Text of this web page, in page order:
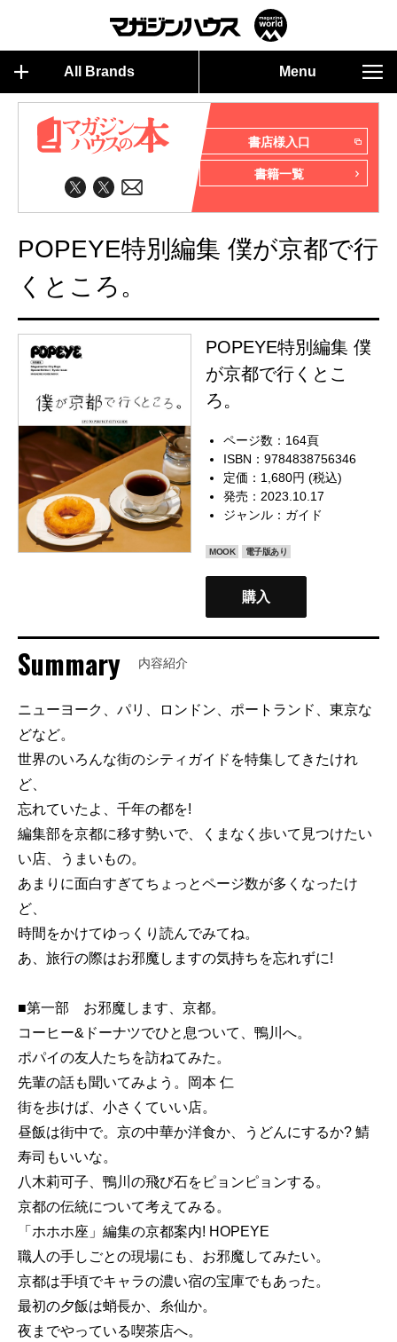
All Brands Menu
書店様入口
書籍一覧
POPEYE特別編集 僕が京都で行
くところ。
POPEYE特別編集 僕
が京都で行くとこ
ろ。
ページ数：164頁
ISBN：9784838756346
定価：1,680円 (税込)
発売：2023.10.17
ジャンル： ガイド
MOOK 電子版あり
購入
Summary 内容紹介
ニューヨーク、パリ、ロンドン、ポートランド、東京な
どなど。
世界のいろんな街のシティガイドを特集してきたけれ
ど、
忘れていたよ、千年の都を!
編集部を京都に移す勢いで、くまなく歩いて見つけたい
い店、うまいもの。
あまりに面白すぎてちょっとページ数が多くなったけ
ど、
時間をかけてゆっくり読んでみてね。
あ、旅行の際はお邪魔しますの気持ちを忘れずに!
■第一部 お邪魔します、京都。
コーヒー&ドーナツでひと息ついて、鴨川へ。
ポパイの友人たちを訪ねてみた。
先輩の話も聞いてみよう。岡本 仁
街を歩けば、小さくていい店。
昼飯は街中で。京の中華か洋食か、うどんにするか? 鯖
寿司もいいな。
八木莉可子、鴨川の飛び石をピョンピョンする。
京都の伝統について考えてみる。
「ホホホ座」編集の京都案内! HOPEYE
職人の手しごとの現場にも、お邪魔してみたい。
京都は手頃でキャラの濃い宿の宝庫でもあった。
最初の夕飯は蛸長か、糸仙か。
夜までやっている喫茶店へ。